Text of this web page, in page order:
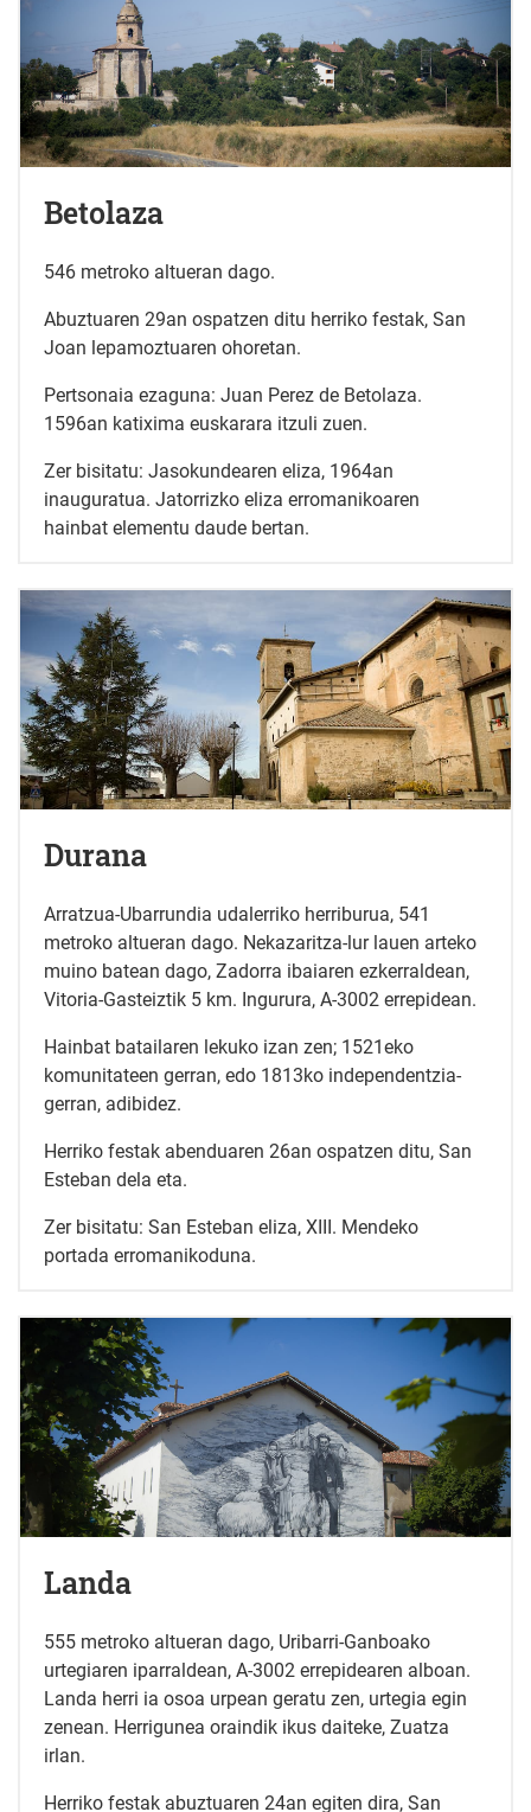
Betolaza
546 metroko altueran dago.
Abuztuaren 29an ospatzen ditu herriko festak, San
Joan lepamoztuaren ohoretan.
Pertsonaia ezaguna: Juan Perez de Betolaza.
1596an katixima euskarara itzuli zuen.
Zer bisitatu: Jasokundearen eliza, 1964an
inauguratua. Jatorrizko eliza erromanikoaren
hainbat elementu daude bertan.
Durana
Arratzua-Ubarrundia udalerriko herriburua, 541
metroko altueran dago. Nekazaritza-lur lauen arteko
muino batean dago, Zadorra ibaiaren ezkerraldean,
Vitoria-Gasteiztik 5 km. Ingurura, A-3002 errepidean.
Hainbat batailaren lekuko izan zen; 1521eko
komunitateen gerran, edo 1813ko independentzia-
gerran, adibidez.
Herriko festak abenduaren 26an ospatzen ditu, San
Esteban dela eta.
Zer bisitatu: San Esteban eliza, XIII. Mendeko
portada erromanikoduna.
Landa
555 metroko altueran dago, Uribarri-Ganboako
urtegiaren iparraldean, A-3002 errepidearen alboan.
Landa herri ia osoa urpean geratu zen, urtegia egin
zenean. Herrigunea oraindik ikus daiteke, Zuatza
irlan.
Herriko festak abuztuaren 24an egiten dira, San